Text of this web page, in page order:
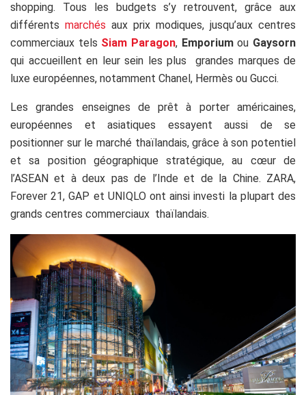
shopping. Tous les budgets s’y retrouvent, grâce aux
différents marchés aux prix modiques, jusqu’aux centres
commerciaux tels Siam Paragon, Emporiumou Gaysorn
qui accueillent en leur sein les plus grandes marques de
luxe européennes, notamment Chanel, Hermès ou Gucci.
Les grandes enseignes de prêt à porter américaines,
européennes et asiatiques essayent aussi de se
positionner sur le marché thaïlandais, grâce à son potentiel
et sa position géographique stratégique, au cœur de
l’ASEAN et à deux pas de l’Inde et de la Chine. ZARA,
Forever 21, GAP et UNIQLO ont ainsi investi la plupart des
grands centres commerciaux thaïlandais.